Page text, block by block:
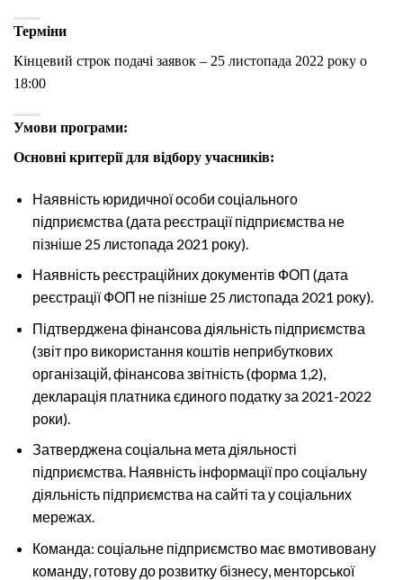
Терміни
Кінцевий строк подачі заявок – 25 листопада 2022 року о
18:00
Умови програми:
Основні критерії для відбору учасників:
Наявність юридичної особи соціального
підприємства (дата реєстрації підприємства не
пізніше 25 листопада 2021 року).
Наявність реєстраційних документів ФОП (дата
реєстрації ФОП не пізніше 25 листопада 2021 року).
Підтверджена фінансова діяльність підприємства
(звіт про використання коштів неприбуткових
організацій, фінансова звітність (форма 1,2),
декларація платника єдиного податку за 2021-2022
роки).
Затверджена соціальна мета діяльності
підприємства. Наявність інформації про соціальну
діяльність підприємства на сайті та у соціальних
мережах.
Команда: соціальне підприємство має вмотивовану
команду, готову до розвитку бізнесу, менторської